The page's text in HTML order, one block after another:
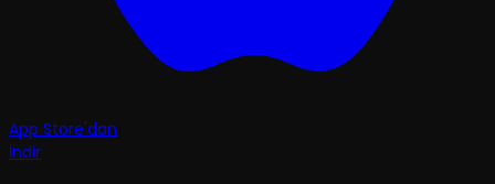
App Store'dan
İndir